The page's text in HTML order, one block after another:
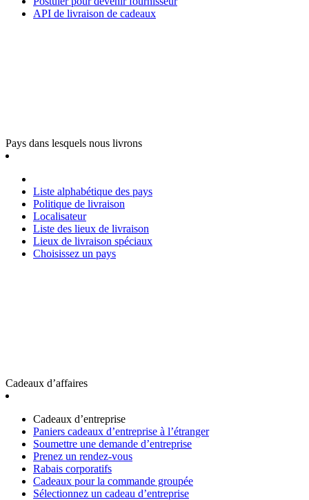
API de livraison de cadeaux
Pays dans lesquels nous livrons
Liste alphabétique des pays
Politique de livraison
Localisateur
Liste des lieux de livraison
Lieux de livraison spéciaux
Choisissez un pays
Cadeaux d’affaires
Cadeaux d’entreprise
Paniers cadeaux d’entreprise à l’étranger
Soumettre une demande d’entreprise
Prenez un rendez-vous
Rabais corporatifs
Cadeaux pour la commande groupée
Sélectionnez un cadeau d’entreprise